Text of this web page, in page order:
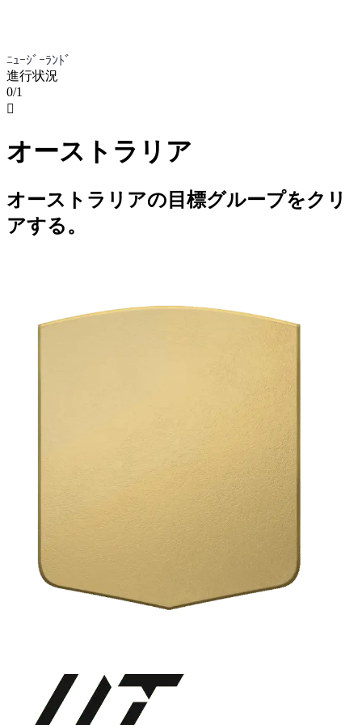
ﾆｭｰｼﾞｰﾗﾝﾄﾞ
進行状況
0/1

オーストラリア
オーストラリアの目標グループをクリ
アする。